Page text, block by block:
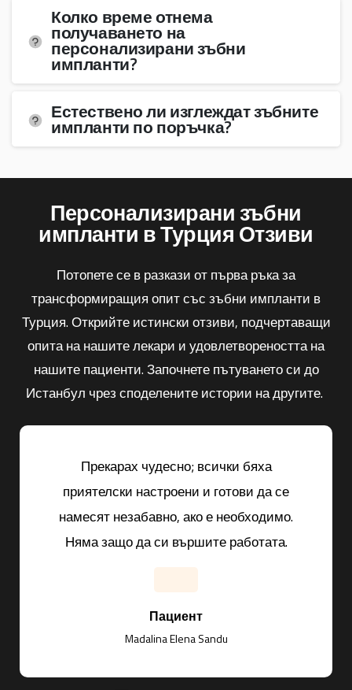
Колко време отнема
получаването на
персонализирани зъбни
импланти?
Естествено ли изглеждат зъбните
импланти по поръчка?
Персонализирани зъбни
импланти в Турция Отзиви
Потопете се в разкази от първа ръка за
трансформиращия опит със зъбни импланти в
Турция. Открийте истински отзиви, подчертаващи
опита на нашите лекари и удовлетвореността на
нашите пациенти. Започнете пътуването си до
Истанбул чрез споделените истории на другите.
Прекарах чудесно; всички бяха
приятелски настроени и готови да се
намесят незабавно, ако е необходимо.
Няма защо да си вършите работата.
Пациент
Madalina Elena Sandu